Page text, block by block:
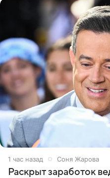
1 час назад Соня Жарова
Раскрыт заработок